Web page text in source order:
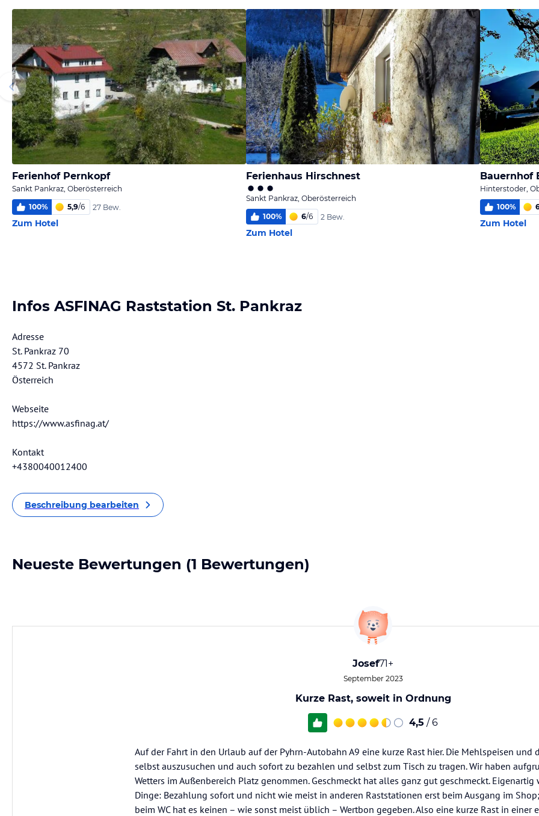
Ferienhof Pernkopf
Sankt Pankraz, Oberösterreich
100% 5,9/6 27 Bew.
Zum Hotel
Ferienhaus Hirschnest
Sankt Pankraz, Oberösterreich
100% 6/6 2 Bew.
Zum Hotel
Bauernhof
Hinterstoder,
100%
Zum Hotel
Infos ASFINAG Raststation St. Pankraz
Adresse
St. Pankraz 70
4572 St. Pankraz
Österreich
Webseite
https://www.asfinag.at/
Kontakt
+4380040012400
Beschreibung bearbeiten
Neueste Bewertungen (1 Bewertungen)
Josef71+
September 2023
Kurze Rast, soweit in Ordnung
4,5 / 6
Auf der Fahrt in den Urlaub auf der Pyhrn-Autobahn A9 eine kurze Rast hier. Die Mehlspeisen und
selbst auszusuchen und auch sofort zu bezahlen und selbst zum Tisch zu tragen. Wir haben
Wetters im Außenbereich Platz genommen. Geschmeckt hat alles ganz gut geschmeckt. Eigenartig
Dinge: Bezahlung sofort und nicht wie meist in anderen Raststationen erst beim Ausgang im
beim WC hat es keinen – wie sonst meist üblich – Wertbon gegeben. Also eine kurze Rast in einer